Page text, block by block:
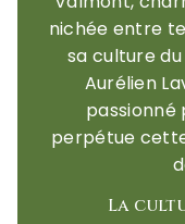
nichée entre
sa culture
Aurélien
perpétue
La